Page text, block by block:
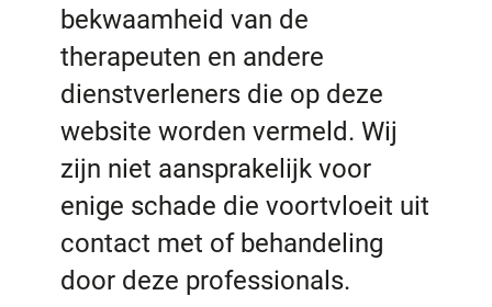
bekwaamheid van de
therapeuten en andere
dienstverleners die op deze
website worden vermeld. Wij
zijn niet aansprakelijk voor
enige schade die voortvloeit uit
contact met of behandeling
door deze professionals.